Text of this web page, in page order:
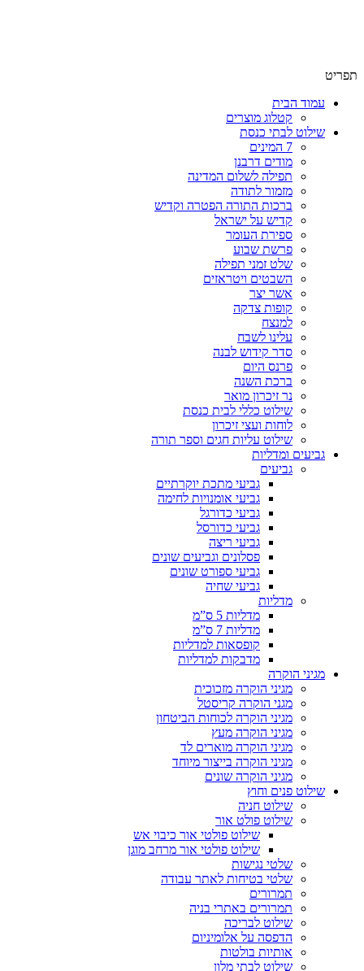
תפריט
עמוד הבית
קטלוג מוצרים
שילוט לבתי כנסת
7 המינים
מודים דרבנן
תפילה לשלום המדינה
מזמור לתודה
ברכות התורה הפטרה וקדיש
קדיש על ישראל
ספירת העומר
פרשת שבוע
שלט זמני תפילה
השבטים ויטראזים
אשר יצר
קופות צדקה
למנצח
עלינו לשבח
סדר קידוש לבנה
פרנס היום
ברכת השנה
נר זיכרון מואר
שילוט כללי לבית כנסת
לוחות ועצי זיכרון
שילוט עליות חגים וספר תורה
גביעים ומדליות
גביעים
גביעי מתכת יוקרתיים
גביעי אומנויות לחימה
גביעי כדורגל
גביעי כדורסל
גביעי ריצה
פסלונים וגביעים שונים
גביעי ספורט שונים
גביעי שחיה
מדליות
מדליות 5 ס”מ
מדליות 7 ס”מ
קופסאות למדליות
מדבקות למדליות
מגיני הוקרה
מגיני הוקרה מזכוכית
מגני הוקרה קריסטל
מגיני הוקרה לכוחות הביטחון
מגיני הוקרה מעץ
מגיני הוקרה מוארים לד
מגיני הוקרה בייצור מיוחד
מגיני הוקרה שונים
שילוט פנים וחוץ
שילוט חניה
שילוט פולט אור
שילוט פולטי אור כיבוי אש
שילוט פולטי אור מרחב מוגן
שלטי נגישות
שלטי בטיחות לאתר עבודה
תמרורים
תמרורים באתרי בניה
שילוט לבריכה
הדפסה על אלומיניום
אותיות בולטות
שילוט לבתי מלון